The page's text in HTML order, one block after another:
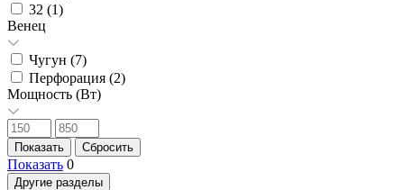
32 (1)
Венец
Чугун (7)
Перфорация (2)
Мощность (Вт)
Показать 0
Другие разделы